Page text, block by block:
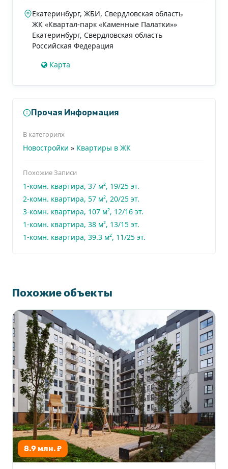
Екатеринбург, ЖБИ, Свердловская область
ЖК «Квартал-парк «Каменные Палатки»»
Екатеринбург, Свердловская область
Российская Федерация
Карта
Прочая Информация
В категориях
Новостройки » Квартиры в ЖК
Похожие Записи
1-комн. квартира, 37 м², 19/25 эт.
2-комн. квартира, 57 м², 20/25 эт.
3-комн. квартира, 107 м², 12/16 эт.
1-комн. квартира, 38 м², 13/15 эт.
1-комн. квартира, 39.3 м², 11/25 эт.
Похожие объекты
8.9 млн. ₽